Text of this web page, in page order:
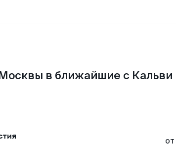
в ближайшие с Кальви
от